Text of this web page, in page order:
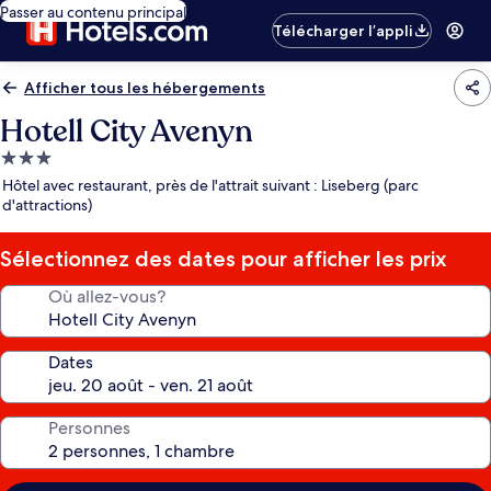
Passer au contenu principal
Télécharger l’appli
Afficher tous les hébergements
Hotell City Avenyn
Hébergement
3.0 étoiles
Hôtel avec restaurant, près de l'attrait suivant : Liseberg (parc
d'attractions)
Sélectionnez des dates pour afficher les prix
Où allez-vous?
Dates
Personnes